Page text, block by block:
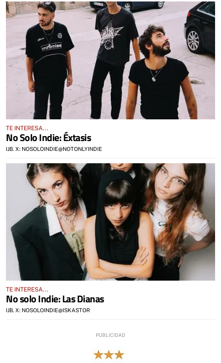
TE INTERESA...
No Solo Indie: Éxtasis
IJB. X: NOSOLOINDIE@NOTONLYINDIE
TE INTERESA...
No solo Indie: Las Dianas
IJB. X: NOSOLOINDIE@ISKASTOR